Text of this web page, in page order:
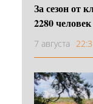
За сезон от
2280 человек
7 августа